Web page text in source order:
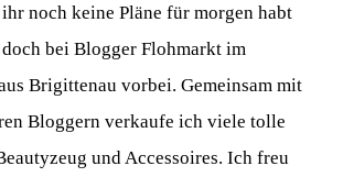
noch keine Pläne für morgen habt
bei Blogger Flohmarkt im
Brigittenau vorbei. Gemeinsam mit
Bloggern verkaufe ich viele tolle
und Accessoires. Ich freu